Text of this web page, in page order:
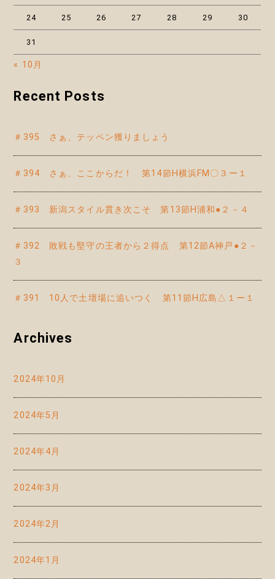
24 25 26 27 28 29 30
31
« 10月
Recent Posts
＃395 さぁ、テッペン獲りましょう
＃394 さぁ、ここからだ！ 第14節H横浜FM〇３ー１
＃393 新潟スタイル貫き次こそ 第13節H浦和●２－４
＃392 敗戦も堅守の王者から２得点 第12節A神戸●２－
３
＃391 10人で土壇場に追いつく 第11節H広島△１ー１
Archives
2024年10月
2024年5月
2024年4月
2024年3月
2024年2月
2024年1月